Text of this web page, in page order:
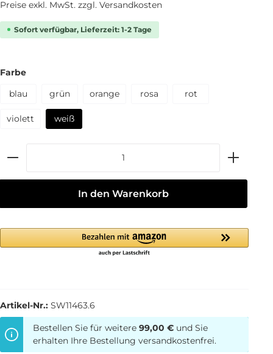
Preise exkl. MwSt. zzgl. Versandkosten
Sofort verfügbar, Lieferzeit: 1-2 Tage
Farbe
blau
grün orange rosa rot
violett weiß
In den Warenkorb
Artikel-Nr.: SW11463.6
Bestellen Sie für weitere 99,00 € und Sie
erhalten Ihre Bestellung versandkostenfrei.